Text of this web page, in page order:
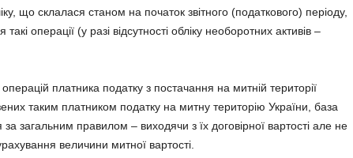
що склалася станом на початок звітного (податкового) періоду,
операції (у разі відсутності обліку необоротних активів –
платника податку з постачання на митній території
таким платником податку на митну територію України, база
загальним правилом – виходячи з їх договірної вартості але не
величини митної вартості.